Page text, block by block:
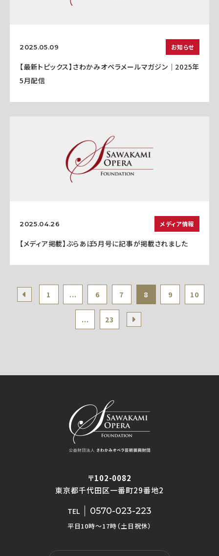
2025.05.09 お知らせ
【最新トピックス】さわかみオペラメールマガジン｜2025年
5月配信
2025.04.26 メディア情報
【メディア掲載】ぶらあぼ5月号に記事が掲載されました
1 ... 6 7 8 9 10
... 23
〒102-0082
東京都千代田区一番町29番地2
TEL 0570-023-223
平日10時〜17時（土日祝休）